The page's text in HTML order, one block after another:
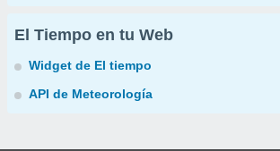
El Tiempo en tu Web
Widget de El tiempo
API de Meteorología